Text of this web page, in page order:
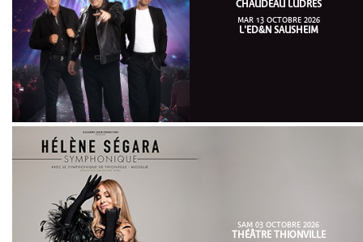
CHAUDEAU LUDRES
MAR 13 OCTOBRE 2026
L'ED&N SAUSHEIM
SAM 03 OCTOBRE 2026
THÉÂTRE THIONVILLE